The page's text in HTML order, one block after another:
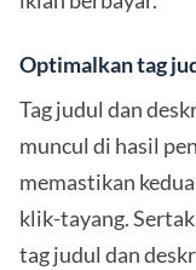
Optimalkan tag
Tag judul dan
muncul di hasil
memastikan
klik-tayang.
tag judul dan